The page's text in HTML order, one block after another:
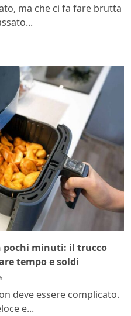
ma che ci fa fare brutta
pochi minuti: il trucco
tempo e soldi
deve essere complicato.
e...